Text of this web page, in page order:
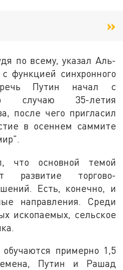
по всему, указал Аль-
функцией синхронного
Путин начал с
случаю 35-летия
после чего пригласил
в осеннем саммите
что основной темой
развитие торгово-
Есть, конечно, и
направления. Среди
ископаемых, сельское
примерно 1,5
Путин и Рашад